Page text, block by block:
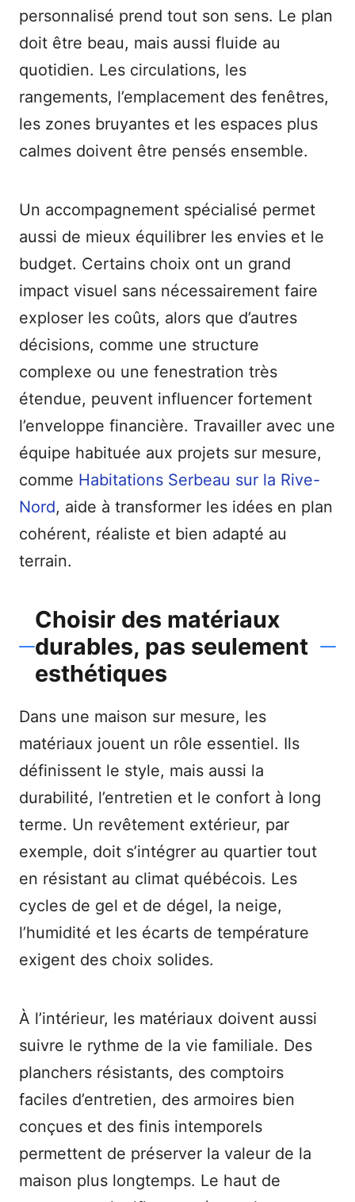
personnalisé prend tout son sens. Le plan
doit être beau, mais aussi fluide au
quotidien. Les circulations, les
rangements, l’emplacement des fenêtres,
les zones bruyantes et les espaces plus
calmes doivent être pensés ensemble.
Un accompagnement spécialisé permet
aussi de mieux équilibrer les envies et le
budget. Certains choix ont un grand
impact visuel sans nécessairement faire
exploser les coûts, alors que d’autres
décisions, comme une structure
complexe ou une fenestration très
étendue, peuvent influencer fortement
l’enveloppe financière. Travailler avec une
équipe habituée aux projets sur mesure,
comme Habitations Serbeau sur la Rive-
Nord, aide à transformer les idées en plan
cohérent, réaliste et bien adapté au
terrain.
Choisir des matériaux
durables, pas seulement
esthétiques
Dans une maison sur mesure, les
matériaux jouent un rôle essentiel. Ils
définissent le style, mais aussi la
durabilité, l’entretien et le confort à long
terme. Un revêtement extérieur, par
exemple, doit s’intégrer au quartier tout
en résistant au climat québécois. Les
cycles de gel et de dégel, la neige,
l’humidité et les écarts de température
exigent des choix solides.
À l’intérieur, les matériaux doivent aussi
suivre le rythme de la vie familiale. Des
planchers résistants, des comptoirs
faciles d’entretien, des armoires bien
conçues et des finis intemporels
permettent de préserver la valeur de la
maison plus longtemps. Le haut de